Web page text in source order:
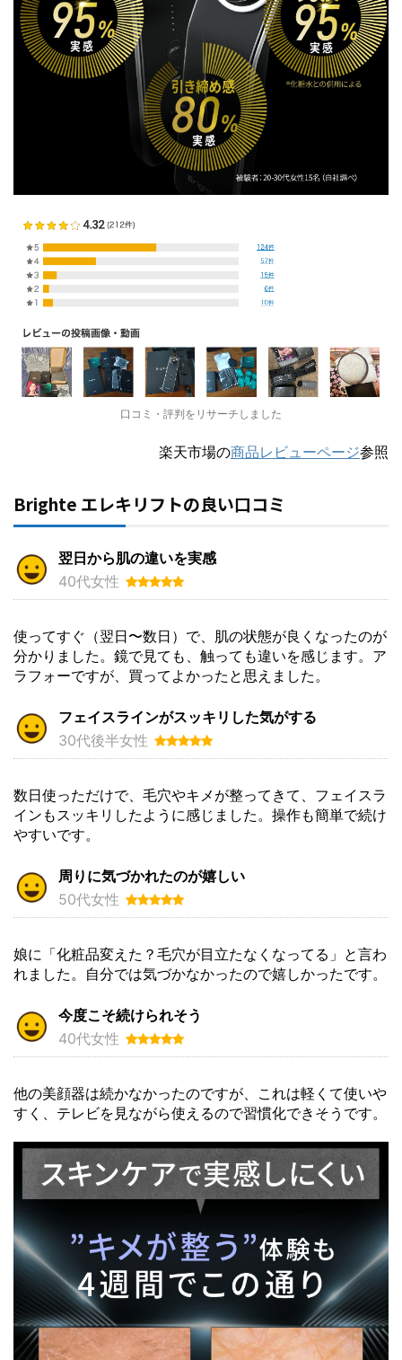
口コミ・評判をリサーチしました
楽天市場の商品レビューページ参照
Brighte エレキリフトの良い口コミ
翌日から肌の違いを実感
40代女性
使ってすぐ（翌日〜数日）で、肌の状態が良くなったのが
分かりました。鏡で見ても、触っても違いを感じます。ア
ラフォーですが、買ってよかったと思えました。
フェイスラインがスッキリした気がする
30代後半女性
数日使っただけで、毛穴やキメが整ってきて、フェイスラ
インもスッキリしたように感じました。操作も簡単で続け
やすいです。
周りに気づかれたのが嬉しい
50代女性
娘に「化粧品変えた？毛穴が目立たなくなってる」と言わ
れました。自分では気づかなかったので嬉しかったです。
今度こそ続けられそう
40代女性
他の美顔器は続かなかったのですが、これは軽くて使いや
すく、テレビを見ながら使えるので習慣化できそうです。